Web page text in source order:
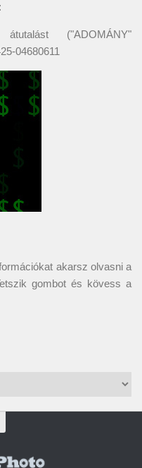
("ADOMÁNY"
04680611
akarsz olvasni a
gombot és kövess a